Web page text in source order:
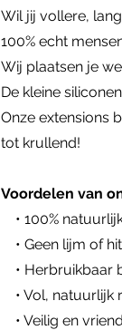
Wil jij vollere,
100% echt
Wij plaatsen je
De kleine
Onze extensions
tot krullend!
Voordelen van
• 100%
• Geen lijm of
• Herbruikbaar
• Vol, natuurlijk
• Veilig en